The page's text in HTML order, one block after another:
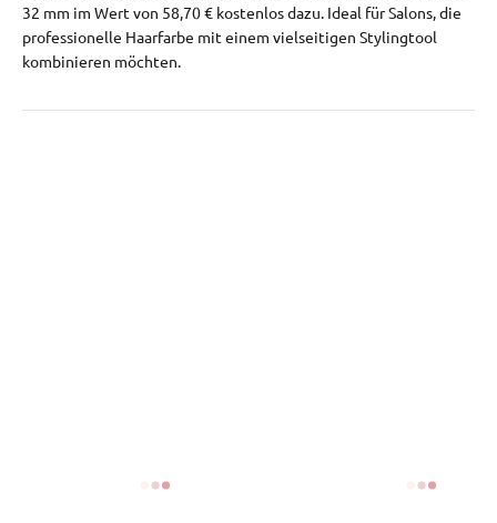
32 mm im Wert von 58,70 € kostenlos dazu. Ideal für Salons, die
professionelle Haarfarbe mit einem vielseitigen Stylingtool
kombinieren möchten.